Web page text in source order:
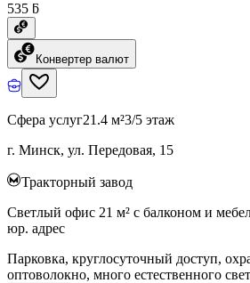
535 ƃ
Конвертер валют
Сфера услуг21.4 м²3/5 этаж
г. Минск, ул. Передовая, 15
Тракторный завод
Светлый офис 21 м² с балконом и
юр. адрес
Парковка, круглосуточный доступ,
оптоволокно, много естественного